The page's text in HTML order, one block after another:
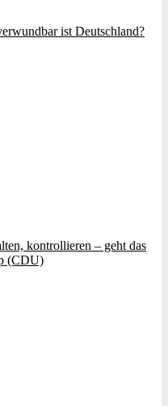
ist Deutschland?
kontrollieren – geht das
(CDU)